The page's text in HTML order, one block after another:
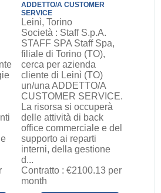
ADDETTO/A CUSTOMER
SERVICE
Leinì, Torino
Società : Staff S.p.A.
STAFF SPA Staff Spa,
filiale di Torino (TO),
cerca per azienda
cliente di Leinì (TO)
un/una ADDETTO/A
CUSTOMER SERVICE.
La risorsa si occuperà
delle attività di back
office commerciale e del
supporto ai reparti
interni, della gestione
d...
Contratto : €2100.13 per
month